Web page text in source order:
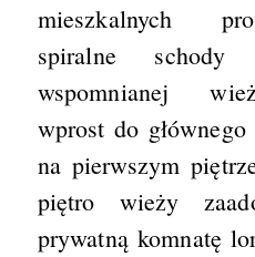
mieszkalnych
spiralne schody
wspomnianej
wprost do
na pierwszym
piętro wieży
prywatną komnatę